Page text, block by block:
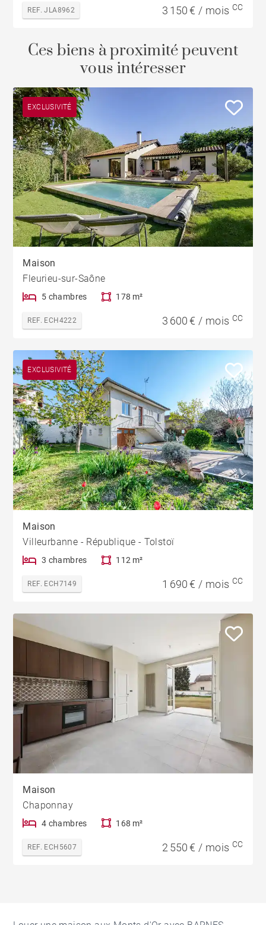
REF. JLA8962 3 150 € / mois CC
Ces biens à proximité peuvent
vous intéresser
EXCLUSIVITÉ
Maison
Fleurieu-sur-Saône
5 chambres 178 m²
REF. ECH4222 3 600 € / mois CC
EXCLUSIVITÉ
Maison
Villeurbanne - République - Tolstoï
3 chambres 112 m²
REF. ECH7149 1 690 € / mois CC
Maison
Chaponnay
4 chambres 168 m²
REF. ECH5607 2 550 € / mois CC